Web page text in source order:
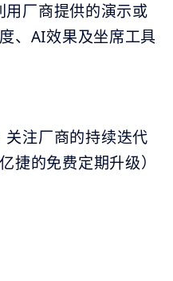
用厂商提供的演示或
、AI效果及坐席工具
关注厂商的持续迭代
捷的免费定期升级）